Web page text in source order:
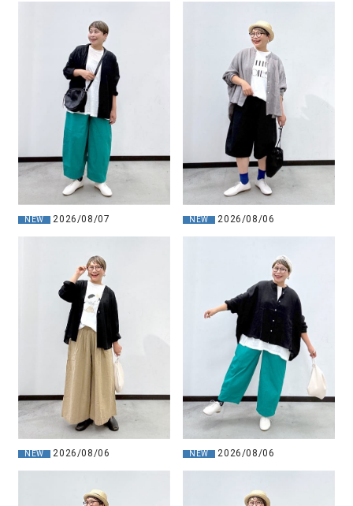
NEW 2026/08/07 NEW 2026/08/06
NEW 2026/08/06 NEW 2026/08/06